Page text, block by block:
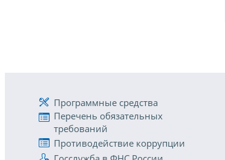
Программные средства
Перечень обязательных
требований
Противодействие коррупции